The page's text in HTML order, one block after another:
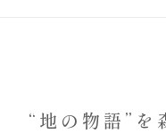
“地の物語”を